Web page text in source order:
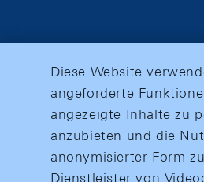
Diese Website
angeforderte
angezeigte Inhalte zu
anzubieten und die
anonymisierter Form
Dienstleister von